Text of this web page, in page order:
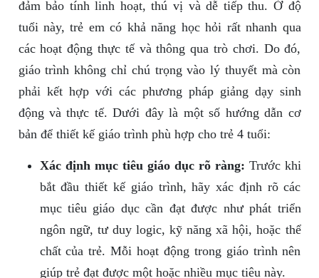
đảm bảo tính linh hoạt, thú vị và dễ tiếp thu. Ở độ
tuổi này, trẻ em có khả năng học hỏi rất nhanh qua
các hoạt động thực tế và thông qua trò chơi. Do đó,
giáo trình không chỉ chú trọng vào lý thuyết mà còn
phải kết hợp với các phương pháp giảng dạy sinh
động và thực tế. Dưới đây là một số hướng dẫn cơ
bản để thiết kế giáo trình phù hợp cho trẻ 4 tuổi:
Xác định mục tiêu giáo dục rõ ràng: Trước khi
bắt đầu thiết kế giáo trình, hãy xác định rõ các
mục tiêu giáo dục cần đạt được như phát triển
ngôn ngữ, tư duy logic, kỹ năng xã hội, hoặc thể
chất của trẻ. Mỗi hoạt động trong giáo trình nên
giúp trẻ đạt được một hoặc nhiều mục tiêu này.